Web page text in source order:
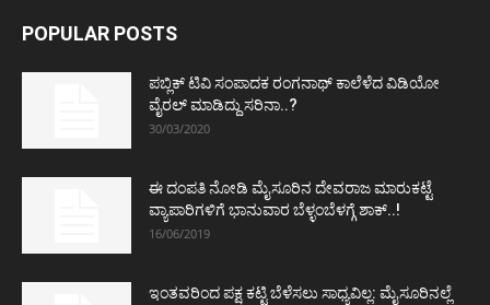
POPULAR POSTS
ಪಬ್ಲಿಕ್ ಟಿವಿ ಸಂಪಾದಕ ರಂಗನಾಥ್ ಕಾಲೆಳೆದ ವಿಡಿಯೋ
ವೈರಲ್ ಮಾಡಿದ್ದು ಸರಿನಾ..?
30/03/2020
ಈ ದಂಪತಿ ನೋಡಿ ಮೈಸೂರಿನ ದೇವರಾಜ ಮಾರುಕಟ್ಟೆ
ವ್ಯಾಪಾರಿಗಳಿಗೆ ಭಾನುವಾರ ಬೆಳ್ಳಂಬೆಳಗ್ಗೆ ಶಾಕ್..!
16/06/2019
ಇಂತವರಿಂದ ಪಕ್ಷ ಕಟ್ಟಿ ಬೆಳೆಸಲು ಸಾಧ್ಯವಿಲ್ಲ: ಮೈಸೂರಿನಲ್ಲೆ